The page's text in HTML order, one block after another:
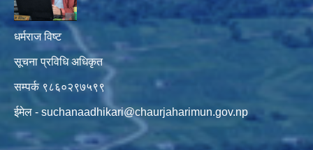
धर्मराज विष्ट
सूचना प्रविधि अधिकृत
सम्पर्क ९८६०२९७५९९
ईमेल - suchanaadhikari@chaurjaharimun.gov.np